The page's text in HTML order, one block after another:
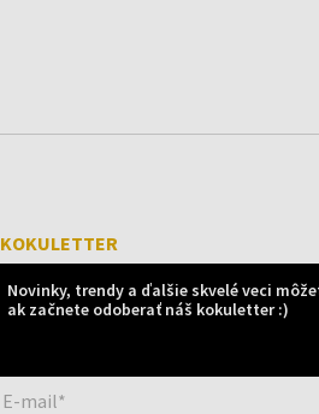
KOKULETTER
Novinky, trendy a ďalšie skvelé veci
ak začnete odoberať náš kokuletter :)
E-mail*